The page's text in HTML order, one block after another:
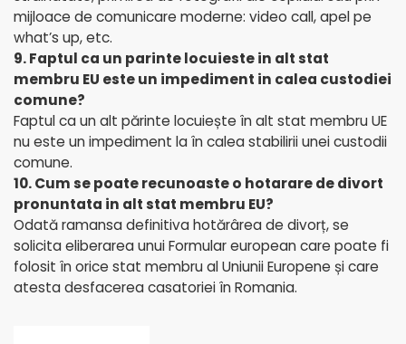
mijloace de comunicare moderne: video call, apel pe
what’s up, etc.
9. Faptul ca un parinte locuieste in alt stat
membru EU este un impediment in calea custodiei
comune?
Faptul ca un alt părinte locuiește în alt stat membru UE
nu este un impediment la în calea stabilirii unei custodii
comune.
10. Cum se poate recunoaste o hotarare de divort
pronuntata in alt stat membru EU?
Odată ramansa definitiva hotărârea de divorț, se
solicita eliberarea unui Formular european care poate fi
folosit în orice stat membru al Uniunii Europene și care
atesta desfacerea casatoriei în Romania.